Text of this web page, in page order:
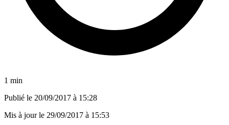
1 min
Publié le 20/09/2017 à 15:28
Mis à jour le 29/09/2017 à 15:53